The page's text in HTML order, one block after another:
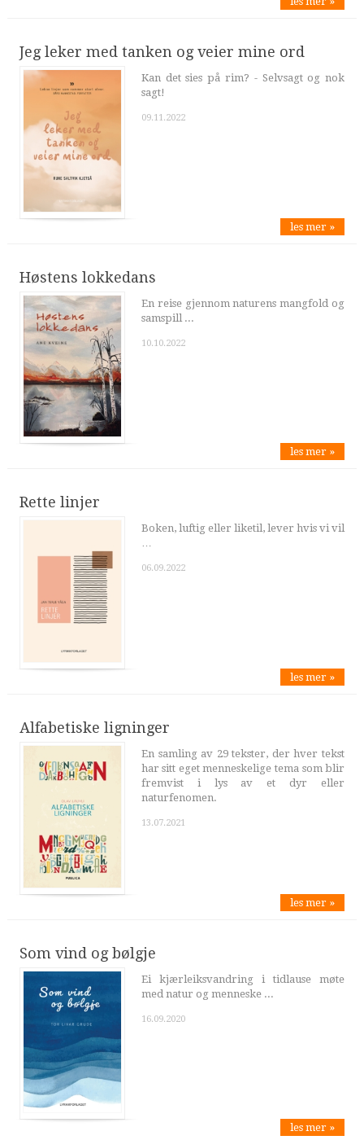
Jeg leker med tanken og veier mine ord
Kan det sies på rim? - Selvsagt og nok
sagt!
09.11.2022
les mer »
Høstens lokkedans
En reise gjennom naturens mangfold og
samspill ...
10.10.2022
les mer »
Rette linjer
Boken, luftig eller liketil, lever hvis vi vil
…
06.09.2022
les mer »
Alfabetiske ligninger
En samling av 29 tekster, der hver tekst
har sitt eget menneskelige tema som blir
fremvist i lys av et dyr eller
naturfenomen.
13.07.2021
les mer »
Som vind og bølgje
Ei kjærleiksvandring i tidlause møte
med natur og menneske ...
16.09.2020
les mer »